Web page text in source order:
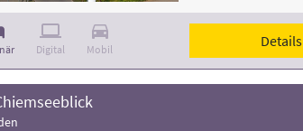
Digital Mobil Details